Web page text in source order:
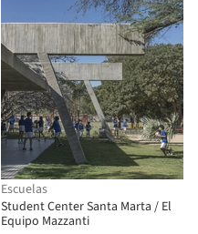
Escuelas
Student Center Santa Marta / El
Equipo Mazzanti